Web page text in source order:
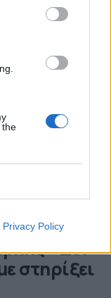
the
Privacy Policy
των
– Δεν
στηρίξει